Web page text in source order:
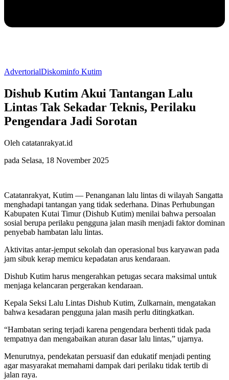
AdvertorialDiskominfo Kutim
Dishub Kutim Akui Tantangan Lalu
Lintas Tak Sekadar Teknis, Perilaku
Pengendara Jadi Sorotan
Oleh catatanrakyat.id
pada Selasa, 18 November 2025
Catatanrakyat, Kutim — Penanganan lalu lintas di wilayah Sangatta
menghadapi tantangan yang tidak sederhana. Dinas Perhubungan
Kabupaten Kutai Timur (Dishub Kutim) menilai bahwa persoalan
sosial berupa perilaku pengguna jalan masih menjadi faktor dominan
penyebab hambatan lalu lintas.
Aktivitas antar-jemput sekolah dan operasional bus karyawan pada
jam sibuk kerap memicu kepadatan arus kendaraan.
Dishub Kutim harus mengerahkan petugas secara maksimal untuk
menjaga kelancaran pergerakan kendaraan.
Kepala Seksi Lalu Lintas Dishub Kutim, Zulkarnain, mengatakan
bahwa kesadaran pengguna jalan masih perlu ditingkatkan.
“Hambatan sering terjadi karena pengendara berhenti tidak pada
tempatnya dan mengabaikan aturan dasar lalu lintas,” ujarnya.
Menurutnya, pendekatan persuasif dan edukatif menjadi penting
agar masyarakat memahami dampak dari perilaku tidak tertib di
jalan raya.